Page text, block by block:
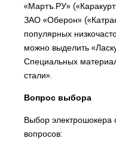
«Мартъ.РУ»
ЗАО «Оберон»
популярных
можно выделить
Специальных
стали».
Вопрос выбора
Выбор электрошокера
вопросов: